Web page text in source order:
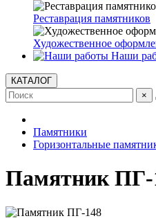
Реставрация памятников
Художественное
Наши
КАТАЛОГ
×
Памятники
Горизонтальные
Памятник ПГ-